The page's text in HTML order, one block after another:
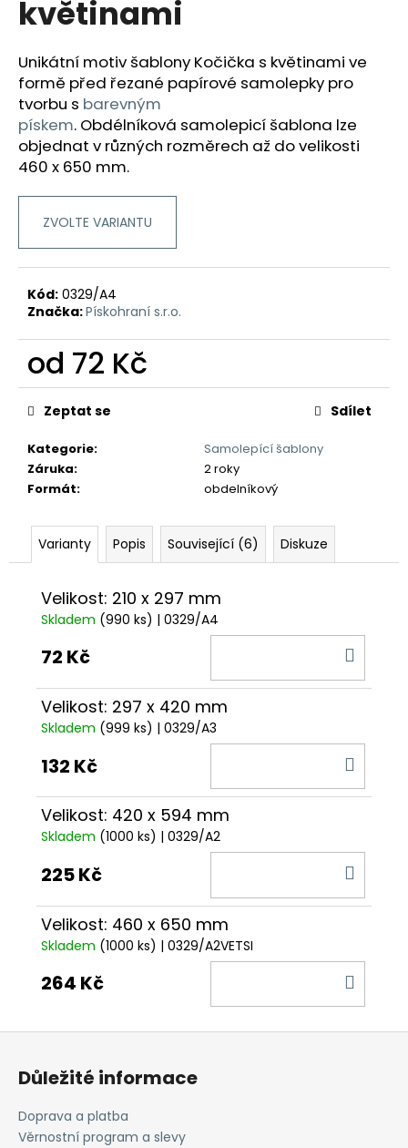
květinami
Unikátní motiv šablony Kočička s květinami ve
formě před řezané papírové samolepky pro
tvorbu s barevným
pískem. Obdélníková samolepicí šablona lze
objednat v různých rozměrech až do velikosti
460 x 650 mm.
ZVOLTE VARIANTU
Kód: 0329/A4
Značka:Pískohraní s.r.o.
od 72 Kč
Měrná
cena:
Kategorie:
Samolepící šablony
Záruka:
2 roky
Formát: obdelníkový
Zeptat se Sdílet
Varianty Popis Související (6) Diskuze
Velikost: 210 x 297 mm
Skladem (990 ks) | 0329/A4
72 Kč
Velikost: 297 x 420 mm
Skladem (999 ks) | 0329/A3
132 Kč
Velikost: 420 x 594 mm
Skladem (1000 ks) | 0329/A2
225 Kč
Velikost: 460 x 650 mm
Skladem (1000 ks) | 0329/A2VETSI
264 Kč
a
í
t
?
D
o
u
č
e
m
Důležité informace
Doprava a platba
Věrnostní program a slevy